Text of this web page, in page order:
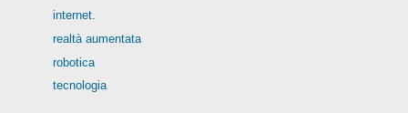
internet.
realtà aumentata
robotica
tecnologia